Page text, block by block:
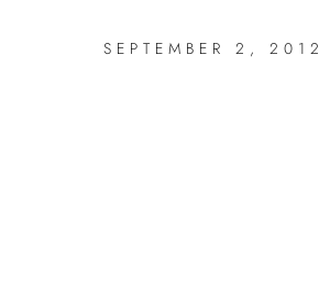
SEPTEMBER 2, 2012